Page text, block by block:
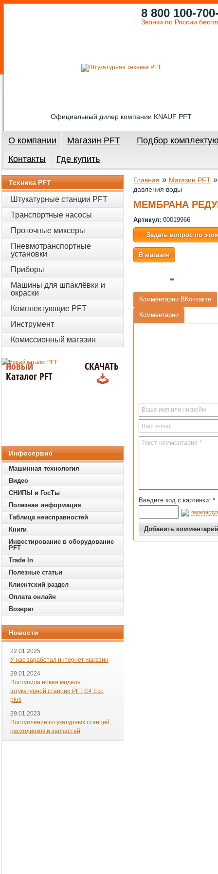
Официальный дилер компании KNAUF PFT
8 800 100-
Звонки по России
О компании Магазин PFT
Подбор
Контакты
Где купить
Главная » Магазин PFT
давления воды
МЕМБРАНА
Артикул: 00019966
Задать вопрос по
В магазин
Комментарии ВКонтакте
Комментарии
Введите код с картинки: *
Техника PFT
Штукатурные станции PFT
Транспортные насосы
Проточные миксеры
Пневмотранспортные
установки
Приборы
Машины для шпаклёвки и
окраски
Комплектующие PFT
Инструмент
Комиссионный магазин
Новый
Каталог PFT
СКАЧАТЬ
Инфосервис
Машинная технология
Видео
СНИПЫ и ГосТы
Полезная информация
Таблица неисправностей
Книги
Инвестирование в оборудование
PFT
Trade In
Полезные статьи
Клиентский раздел
Оплата онлайн
Возврат
Новости
22.01.2025
У нас заработал интернет-магазин
29.01.2024
Поступила новая модель
штукатурной станции PFT G4 Eco
plus
29.01.2023
Поступление штукатурных станций,
расходников и запчастей